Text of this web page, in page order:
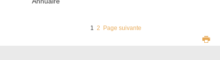
1 2 Page suivante